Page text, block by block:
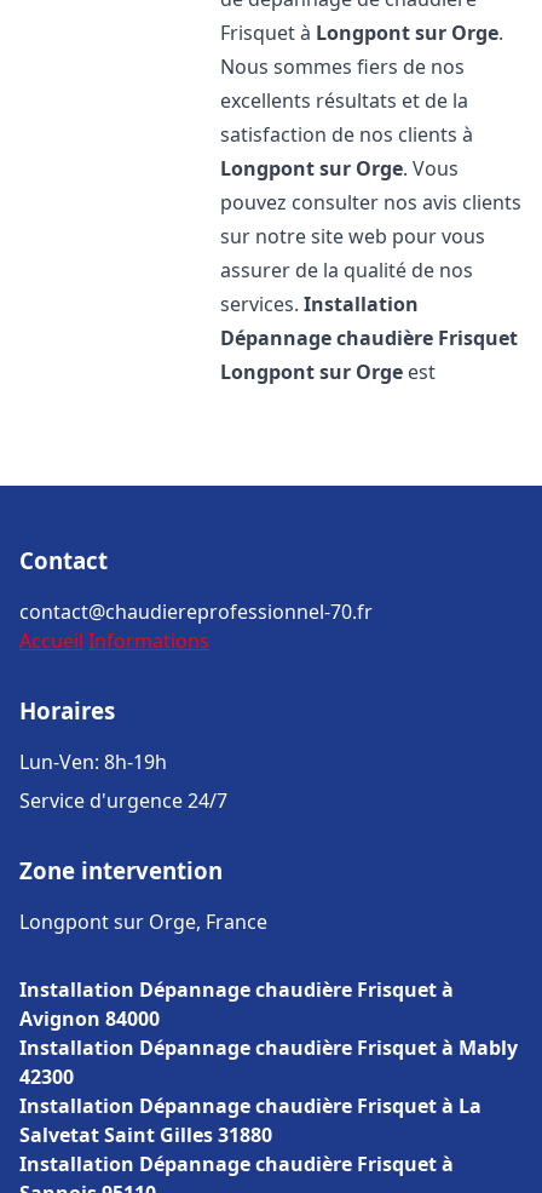
Frisquet à Longpont sur Orge.
Nous sommes fiers de nos
excellents résultats et de la
satisfaction de nos clients à
Longpont sur Orge. Vous
pouvez consulter nos avis clients
sur notre site web pour vous
assurer de la qualité de nos
services.Installation
Dépannage chaudière Frisquet
Longpont sur Orge est
Contact
contact@chaudiereprofessionnel-70.fr
Accueil Informations
Horaires
Lun-Ven: 8h-19h
Service d'urgence 24/7
Zone intervention
Longpont sur Orge, France
Installation Dépannage chaudière Frisquet à
Avignon 84000
Installation Dépannage chaudière Frisquet à Mably
42300
Installation Dépannage chaudière Frisquet à La
Salvetat Saint Gilles 31880
Installation Dépannage chaudière Frisquet à